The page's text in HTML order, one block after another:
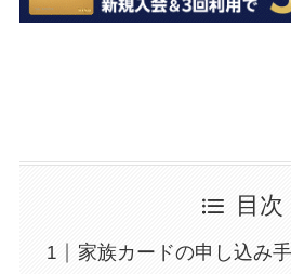
目次
家族カードの申し込み